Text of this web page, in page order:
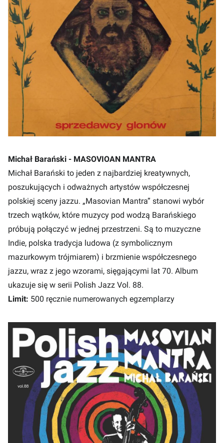
Michał Barański - MASOVIOAN MANTRA
Michał Barański to jeden z najbardziej kreatywnych,
poszukujących i odważnych artystów współczesnej
polskiej sceny jazzu. „Masovian Mantra” stanowi wybór
trzech wątków, które muzycy pod wodzą Barańskiego
próbują połączyć w jednej przestrzeni. Są to muzyczne
Indie, polska tradycja ludowa (z symbolicznym
mazurkowym trójmiarem) i brzmienie współczesnego
jazzu, wraz z jego wzorami, sięgającymi lat 70. Album
ukazuje się w serii Polish Jazz Vol. 88.
Limit: 500 ręcznie numerowanych egzemplarzy